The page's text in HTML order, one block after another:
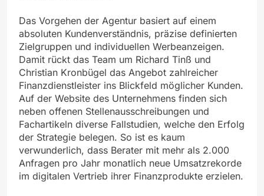
Das Vorgehen der Agentur basiert auf einem
absoluten Kundenverständnis, präzise definierten
Zielgruppen und individuellen Werbeanzeigen.
Damit rückt das Team um Richard Tinß und
Christian Kronbügel das Angebot zahlreicher
Finanzdienstleister ins Blickfeld möglicher Kunden.
Auf der Website des Unternehmens finden sich
neben offenen Stellenausschreibungen und
Fachartikeln diverse Fallstudien, welche den Erfolg
der Strategie belegen. So ist es kaum
verwunderlich, dass Berater mit mehr als 2.000
Anfragen pro Jahr monatlich neue Umsatzrekorde
im digitalen Vertrieb ihrer Finanzprodukte erzielen.